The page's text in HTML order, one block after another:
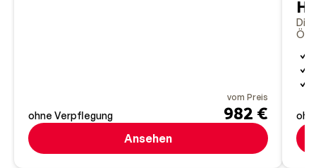
ohne Verpflegung
vom Preis
982 €
Ansehen